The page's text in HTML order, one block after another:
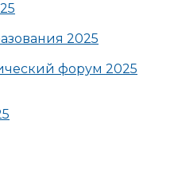
2025
форум 2025